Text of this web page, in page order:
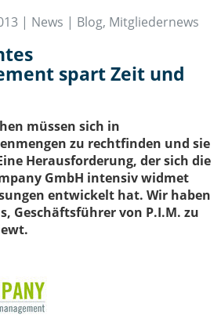
| News | Blog, Mitgliedernews
spart Zeit und
müssen sich in
zu rechtfinden und sie
Herausforderung, der sich die
GmbH intensiv widmet
entwickelt hat. Wir haben
Geschäftsführer von P.I.M. zu